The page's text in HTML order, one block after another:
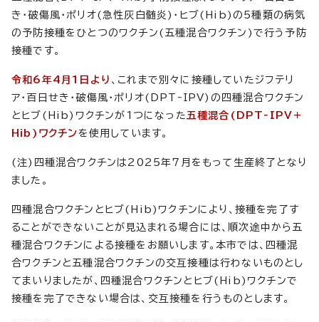
き・破傷風・ポリオ(急性灰白髄炎)・ヒブ(Hib)の5種類の病気
の予防接種をひとつのワクチン(五種混合ワクチン)で行う予防
接種です。
令和6年4月1日より 、これまで別々に接種していたジフテリ
ア・百日せき・破傷風・ポリオ(DPT‐IPV)の四種混合ワクチン
とヒブ(Hib)ワクチンが1つになった 五種混合(DPT‐IPV＋
Hib)ワクチン を使用しています。
(注)四種混合ワクチンは2025年7月をもって生産終了となり
ました。
四種混合ワクチンとヒブ(Hib)ワクチンにより、接種を完了す
ることができないことが見込まれる場合には、順次途中から五
種混合ワクチンによる接種をお願いします。本市では、四種混
合ワクチンと五種混合ワクチンの交互接種は行わないものとし
てまいりましたが、四種混合ワクチンとヒブ(Hib)ワクチンで
接種を完了できない場合は、交互接種を行うものとします。